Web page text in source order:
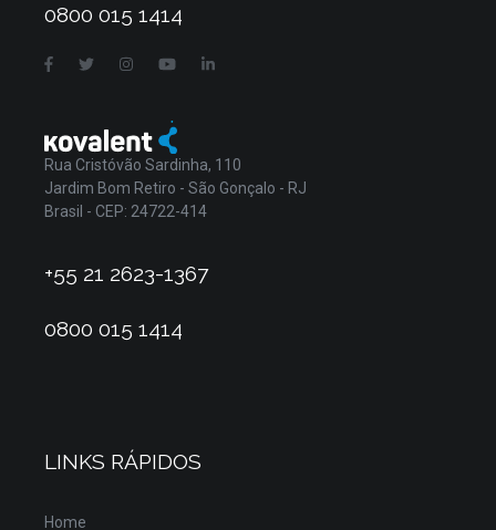
0800 015 1414
Rua Cristóvão Sardinha, 110
Jardim Bom Retiro - São Gonçalo - RJ
Brasil - CEP: 24722-414
+55 21 2623-1367
0800 015 1414
LINKS RÁPIDOS
Home